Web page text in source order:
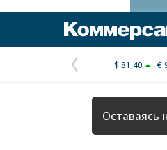
Предыдущая
страница
$ 81,40 €
Оставаясь